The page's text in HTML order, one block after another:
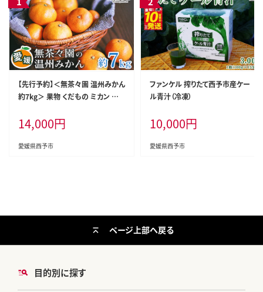
【先行予約】＜無茶々園 温州みかん
約7kg＞ 果物 くだもの ミカン 蜜
選べる内容量 贈り物 ギフト おいし
い 期間限定 季節限定 食べて応援
特産品 愛媛県 西予市 【常温】
14,000円
愛媛県西予市
ファンケル 搾りたて西予市産ケー
ル青汁（冷凍）
10,000円
愛媛県西予市
目的別に探す
ページ上部へ戻る